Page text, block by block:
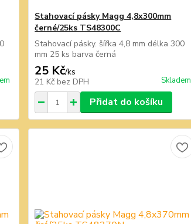
Stahovací pásky Magg 4,8x300mm
černé/25ks TS48300C
Stahovací pásky. šířka 4,8 mm délka 300
mm 25 ks barva černá
25 Kč/ks
21 Kč bez DPH Skladem
Přidat do košíku